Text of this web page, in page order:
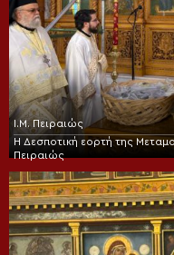
Ι.Μ. Πειραιώς
Η Δεσποτική εορτή της
Πειραιώς